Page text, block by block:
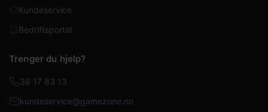
Kundeservice
Bedriftsportal
Trenger du hjelp?
38 17 83 13
kundeservice@gamezone.no